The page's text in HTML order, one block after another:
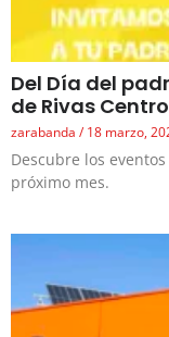
Del Día del
de Rivas Centro
zarabanda 18 marzo,
Descubre los
próximo mes.